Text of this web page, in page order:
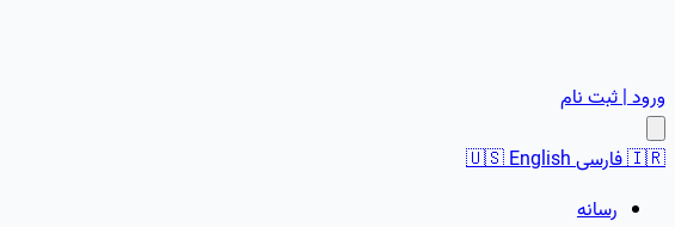
ورود | ثبت نام
🇮🇷فارسی 🇺🇸English
رسانه